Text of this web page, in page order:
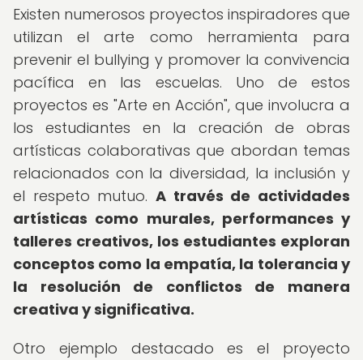
Existen numerosos proyectos inspiradores que
utilizan el arte como herramienta para
prevenir el bullying y promover la convivencia
pacífica en las escuelas. Uno de estos
proyectos es "Arte en Acción", que involucra a
los estudiantes en la creación de obras
artísticas colaborativas que abordan temas
relacionados con la diversidad, la inclusión y
el respeto mutuo. A través de actividades
artísticas como murales, performances y
talleres creativos, los estudiantes exploran
conceptos como la empatía, la tolerancia y
la resolución de conflictos de manera
creativa y significativa.
Otro ejemplo destacado es el proyecto